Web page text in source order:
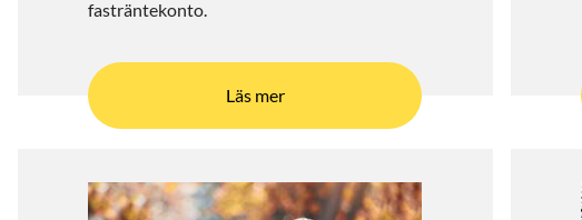
fasträntekonto.
Läs mer